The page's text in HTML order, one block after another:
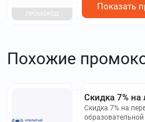
ПРОМОКОД
Показать
Похожие
Скидка 7%
Скидка 7% на